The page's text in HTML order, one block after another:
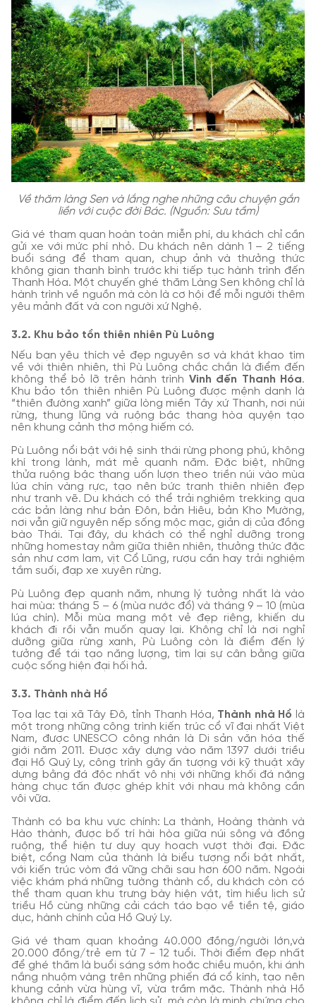
Về thăm làng Sen và lắng nghe những câu chuyện gắn
liền với cuộc đời Bác. (Nguồn: Sưu tầm)
Giá vé tham quan hoàn toàn miễn phí, du khách chỉ cần
gửi xe với mức phí nhỏ. Du khách nên dành 1 – 2 tiếng
buổi sáng để tham quan, chụp ảnh và thưởng thức
không gian thanh bình trước khi tiếp tục hành trình đến
Thanh Hóa. Một chuyến ghé thăm Làng Sen không chỉ là
hành trình về nguồn mà còn là cơ hội để mỗi người thêm
yêu mảnh đất và con người xứ Nghệ.
3.2. Khu bảo tồn thiên nhiên Pù Luông
Nếu bạn yêu thích vẻ đẹp nguyên sơ và khát khao tìm
về với thiên nhiên, thì Pù Luông chắc chắn là điểm đến
không thể bỏ lỡ trên hành trình Vinh đến Thanh Hóa.
Khu bảo tồn thiên nhiên Pù Luông được mệnh danh là
“thiên đường xanh” giữa lòng miền Tây xứ Thanh, nơi núi
rừng, thung lũng và ruộng bậc thang hòa quyện tạo
nên khung cảnh thơ mộng hiếm có.
Pù Luông nổi bật với hệ sinh thái rừng phong phú, không
khí trong lành, mát mẻ quanh năm. Đặc biệt, những
thửa ruộng bậc thang uốn lượn theo triền núi vào mùa
lúa chín vàng rực, tạo nên bức tranh thiên nhiên đẹp
như tranh vẽ. Du khách có thể trải nghiệm trekking qua
các bản làng như bản Đôn, bản Hiêu, bản Kho Mường,
nơi vẫn giữ nguyên nếp sống mộc mạc, giản dị của đồng
bào Thái. Tại đây, du khách có thể nghỉ dưỡng trong
những homestay nằm giữa thiên nhiên, thưởng thức đặc
sản như cơm lam, vịt Cổ Lũng, rượu cần hay trải nghiệm
tắm suối, đạp xe xuyên rừng.
Pù Luông đẹp quanh năm, nhưng lý tưởng nhất là vào
hai mùa: tháng 5 – 6 (mùa nước đổ) và tháng 9 – 10 (mùa
lúa chín). Mỗi mùa mang một vẻ đẹp riêng, khiến du
khách đi rồi vẫn muốn quay lại. Không chỉ là nơi nghỉ
dưỡng giữa rừng xanh, Pù Luông còn là điểm đến lý
tưởng để tái tạo năng lượng, tìm lại sự cân bằng giữa
cuộc sống hiện đại hối hả.
3.3. Thành nhà Hồ
Tọa lạc tại xã Tây Đô, tỉnh Thanh Hóa, Thành nhà Hồ là
một trong những công trình kiến trúc cổ vĩ đại nhất Việt
Nam, được UNESCO công nhận là Di sản văn hóa thế
giới năm 2011. Được xây dựng vào năm 1397 dưới triều
đại Hồ Quý Ly, công trình gây ấn tượng với kỹ thuật xây
dựng bằng đá độc nhất vô nhị với những khối đá nặng
hàng chục tấn được ghép khít với nhau mà không cần
vôi vữa.
Thành có ba khu vực chính: La thành, Hoàng thành và
Hào thành, được bố trí hài hòa giữa núi sông và đồng
ruộng, thể hiện tư duy quy hoạch vượt thời đại. Đặc
biệt, cổng Nam của thành là biểu tượng nổi bật nhất,
với kiến trúc vòm đá vững chãi sau hơn 600 năm. Ngoài
việc khám phá những tường thành cổ, du khách còn có
thể tham quan khu trưng bày hiện vật, tìm hiểu lịch sử
triều Hồ cùng những cải cách táo bạo về tiền tệ, giáo
dục, hành chính của Hồ Quý Ly.
Giá vé tham quan khoảng 40.000 đồng/người lớn,và
20.000 đồng/trẻ em từ 7 - 12 tuổi. Thời điểm đẹp nhất
để ghé thăm là buổi sáng sớm hoặc chiều muộn, khi ánh
nắng nhuộm vàng trên những phiến đá cổ kính, tạo nên
khung cảnh vừa hùng vĩ, vừa trầm mặc. Thành nhà Hồ